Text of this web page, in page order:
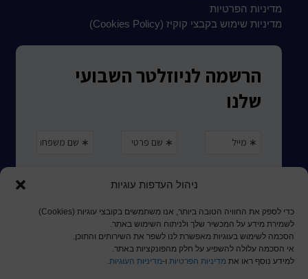
ניהול העדפות עוגיות
כדי לספק את החוויה הטובה ביותר, אנו משתמשים בקובצי עוגיות (Cookies)
לשמירת מידע על המכשיר שלך ולניתוח השימוש באתר.
הסכמה לשימוש בעוגיות מאפשרת לנו לשפר את השירותים והתוכן.
אי הסכמה עלולה להשפיע על חלק מהפונקציות באתר.
למידע נוסף ראו את מדיניות הפרטיות ו-מדיניות העוגיות.
מדיניות הפרטיות
מדיניות שימוש בקבצי קוקיז (Cookies Policy)